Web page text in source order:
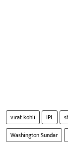
virat kohli IPL
Washington Sundar